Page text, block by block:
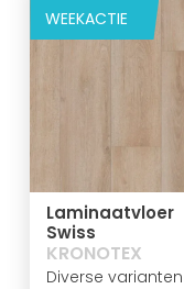
WEEKACTIE
Laminaatvloer
Swiss
KRONOTEX
Diverse varianten